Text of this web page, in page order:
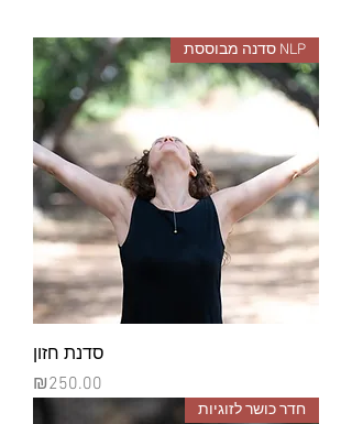
NLP סדנה מבוססת
סדנת חזון
מחיר
₪250.00
חדר כושר לזוגיות